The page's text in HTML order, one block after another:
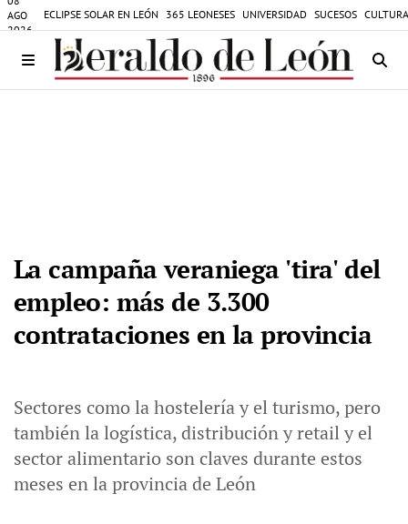
AGO
2026
ECLIPSE SOLAR EN LEÓN 365 LEONESES UNIVERSIDAD SUCESOS
La campaña veraniega 'tira' del
empleo: más de 3.300
contrataciones en la provincia
Sectores como la hostelería y el turismo, pero
también la logística, distribución y retail y el
sector alimentario son claves durante estos
meses en la provincia de León